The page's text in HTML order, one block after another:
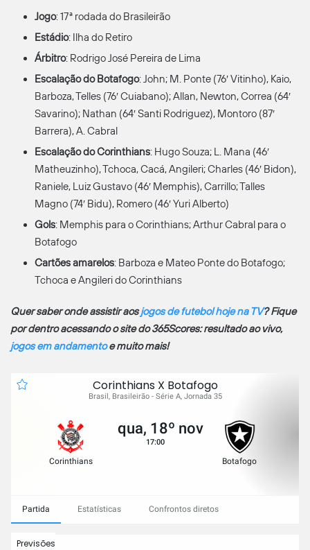
Jogo: 17ª rodada do Brasileirão
Estádio: Ilha do Retiro
Árbitro: Rodrigo José Pereira de Lima
Escalação do Botafogo: John; M. Ponte (76′ Vitinho), Kaio,
Barboza, Telles (76′ Cuiabano); Allan, Newton, Correa (64′
Savarino); Nathan (64′ Santi Rodriguez), Montoro (87′
Barrera), A. Cabral
Escalação do Corinthians: Hugo Souza; L. Mana (46′
Matheuzinho), Tchoca, Cacá, Angileri; Charles (46′ Bidon),
Raniele, Luiz Gustavo (46′ Memphis), Carrillo; Talles
Magno (74′ Bidu), Romero (46′ Yuri Alberto)
Gols: Memphis para o Corinthians; Arthur Cabral para o
Botafogo
Cartões amarelos: Barboza e Mateo Ponte do Botafogo;
Tchoca e Angileri do Corinthians
Quer saber onde assistir aosjogos de futebol hoje na TV? Fique
por dentro acessando o site do 365Scores: resultado ao vivo,
jogos em andamentoe muito mais!
Corinthians X Botafogo
Brasil, Brasileirão - Série A, Jornada 35
Corinthians
qua, 18º nov
17:00
Botafogo
Partida Estatísticas Confrontos diretos
Previsões